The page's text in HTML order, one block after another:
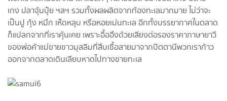
เกง ปลาจุ้มปุ๋ย ฯลฯ รวมทั้งผลผลิตจากท้องทะเลมากมาย ไม่ว่าจะ
เป็นปู กุ้ง หมึก เห็ดหลุบ หรือหอยเม่นทะเล อีกทั้งบรรยากาศในตลาด
ก็แปลกจากที่เราคุ้นเคย เพราะอื้ออึงด้วยเสียงต่อรองราคาภาษายาวี
ของพ่อค้าแม่ขายชาวมุสลิมที่สืบเชื้อสายมาจากปัตตานีพวกเราก้าว
ออกจากตลาดเดินเลียบหาดไปทางชายทะเล